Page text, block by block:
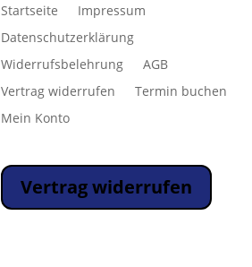
Startseite
Impressum
Datenschutzerklärung
Widerrufsbelehrung
AGB
Vertrag widerrufen
Termin buchen
Mein Konto
Vertrag widerrufen